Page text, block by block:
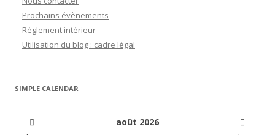
Prochains évènements
Règlement intérieur
Utilisation du blog : cadre légal
SIMPLE CALENDAR
août 2026